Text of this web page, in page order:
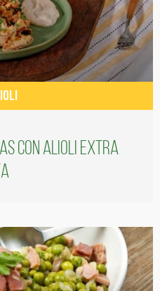
con alioli extra